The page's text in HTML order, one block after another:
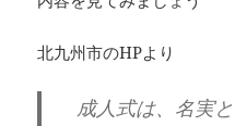
北九州市のHPより
成人式は、名実